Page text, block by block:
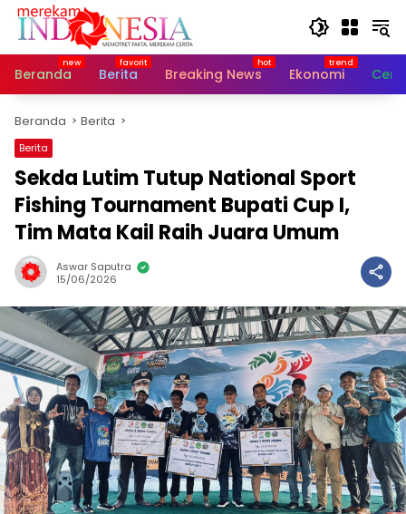
Langsung
Beranda
Berita Breaking News Ekonomi
Beranda Berita
Berita
Sekda Lutim Tutup National Sport
Fishing Tournament Bupati Cup I,
Tim Mata Kail Raih Juara Umum
Aswar Saputra
15/06/2026